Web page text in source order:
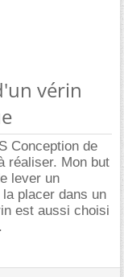
vérin
Conception de
réaliser. Mon but
lever un
placer dans un
est aussi choisi